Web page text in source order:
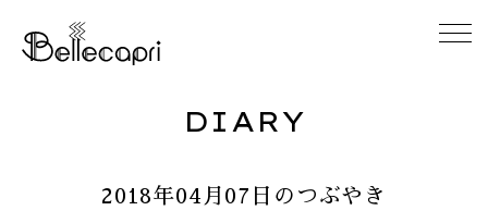
ABOUT
DIARY
2018年04月07日のつぶやき